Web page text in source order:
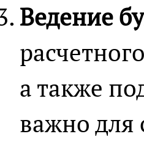
Ведение
а также
важно для